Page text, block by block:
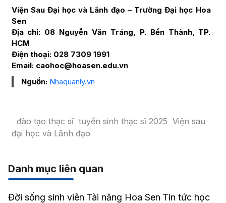
Viện Sau Đại học và Lãnh đạo – Trường Đại học Hoa
Sen
Địa chỉ: 08 Nguyễn Văn Tráng, P. Bến Thành, TP.
HCM
Điện thoại: 028 7309 1991
Email: caohoc@hoasen.edu.vn
Nguồn: Nhaquanly.vn
đào tạo thạc sĩ tuyển sinh thạc sĩ 2025 Viện sau
đại học và Lãnh đạo
Danh mục liên quan
Đời sống sinh viên Tài năng Hoa Sen Tin tức học